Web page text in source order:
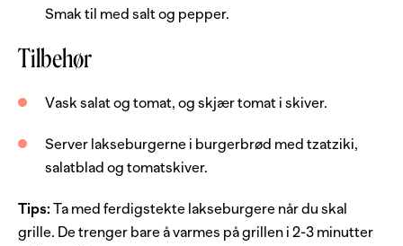
salt og pepper
Server med
1 stk
crispisalat
stk tomat
Smak til med salt og pepper.
Tilbehør
Vask salat og tomat, og skjær tomat i skiver.
Server lakseburgerne i burgerbrød med tzatziki,
salatblad og tomatskiver.
Tips: Ta med ferdigstekte lakseburgere når du skal
grille. De trenger bare å varmes på grillen i 2-3 minutter